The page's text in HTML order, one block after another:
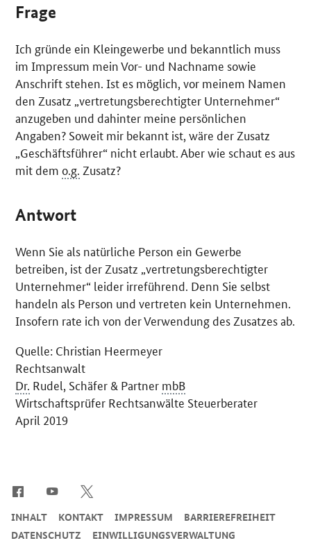
Frage
Ich gründe ein Kleingewerbe und bekanntlich muss
im Impressum mein Vor- und Nachname sowie
Anschrift stehen. Ist es möglich, vor meinem Namen
den Zusatz „vertretungsberechtigter Unternehmer“
anzugeben und dahinter meine persönlichen
Angaben? Soweit mir bekannt ist, wäre der Zusatz
„Geschäftsführer“ nicht erlaubt. Aber wie schaut es aus
mit demo.g. Zusatz?
Antwort
Wenn Sie als natürliche Person ein Gewerbe
betreiben, ist der Zusatz „vertretungsberechtigter
Unternehmer“ leider irreführend. Denn Sie selbst
handeln als Person und vertreten kein Unternehmen.
Insofern rate ich von der Verwendung des Zusatzes ab.
Quelle: Christian Heermeyer
Rechtsanwalt
Dr. Rudel, Schäfer & Partner mbB
Wirtschaftsprüfer Rechtsanwälte Steuerberater
April 2019
INHALT KONTAKT IMPRESSUM
BARRIEREFREIHEIT
DATENSCHUTZ
EINWILLIGUNGSVERWALTUNG